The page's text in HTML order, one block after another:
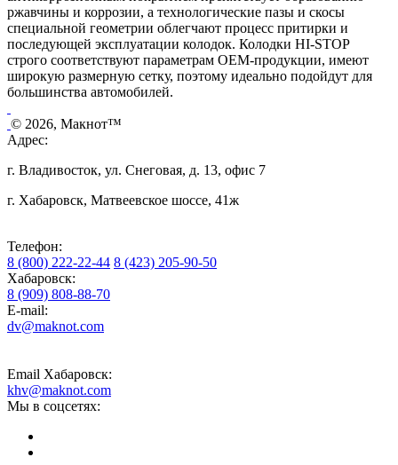
ржавчины и коррозии, а технологические пазы и скосы
специальной геометрии облегчают процесс притирки и
последующей эксплуатации колодок. Колодки HI-STOP
строго соответствуют параметрам OEM-продукции, имеют
широкую размерную сетку, поэтому идеально подойдут для
большинства автомобилей.
© 2026, Макнот™
Адрес:
г. Владивосток, ул. Снеговая, д. 13, офис 7
г. Хабаровск, Матвеевское шоссе, 41ж
Телефон:
8 (800) 222-22-44 8 (423) 205-90-50
Хабаровск:
8 (909) 808-88-70
E-mail:
dv@maknot.com
Email Хабаровск:
khv@maknot.com
Мы в соцсетях: